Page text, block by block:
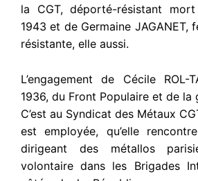
la CGT, déporté-résistant
1943 et de Germaine JAGANET,
résistante, elle aussi.
L’engagement de Cécile ROL-
1936, du Front Populaire et de la
C’est au Syndicat des Métaux
est employée, qu’elle
dirigeant des métallos
volontaire dans les Brigades